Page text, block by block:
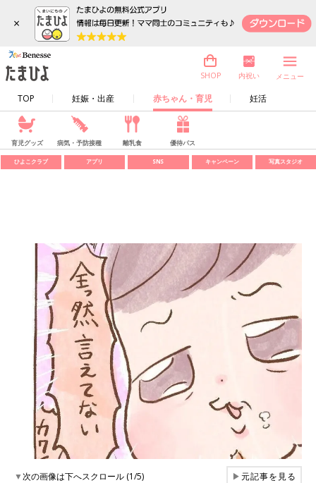
×
TOP 妊娠・出産 赤ちゃん・育児 妊活
SHOP 内祝い メニュー
育児グッズ 病気・予防接種 離乳食 優待パス
ひよこクラブ アプリ SNS キャンペーン 写真スタジオ
▼次の画像は下へスクロール (1/5) ▶元記事を見る